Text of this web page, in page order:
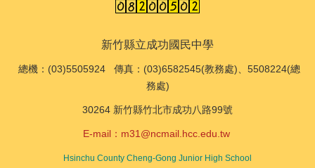
新竹縣立成功國民中學
總機：(03)5505924 傳真：(03)6582545(教務處)、5508224(總
務處)
30264 新竹縣竹北市成功八路99號
E-mail： m31@ncmail.hcc.edu.tw
Hsinchu County Cheng-Gong Junior High School